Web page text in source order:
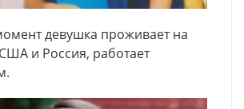
девушка проживает на
и Россия, работает